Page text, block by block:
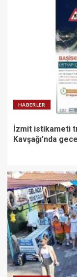
HABERLER
İzmit istikameti
Kavşağı’nda